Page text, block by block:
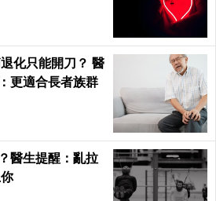
化只能開刀？ 醫
更適合長者族群
醫生提醒：亂拉